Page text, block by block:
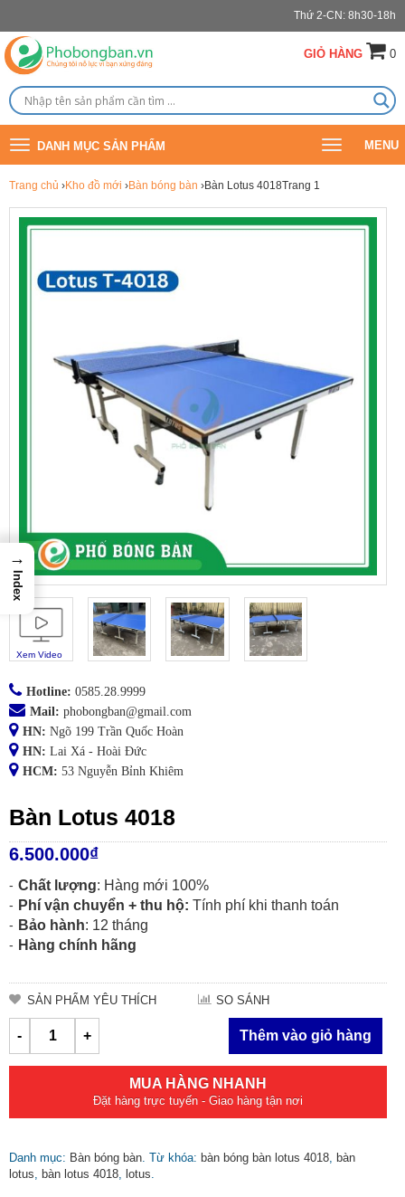
Thứ 2-CN: 8h30-18h
GIỎ HÀNG 0
Toggle
navigation
DANH MỤC SẢN PHẨM
Toggle
navigation
MENU
Trang chủ ›Kho đồ mới ›Bàn bóng bàn ›Bàn Lotus 4018Trang 1
Xem Video
Hotline: 0585.28.9999
Mail: phobongban@gmail.com
HN: Ngõ 199 Trần Quốc Hoàn
HN: Lai Xá - Hoài Đức
HCM: 53 Nguyễn Bỉnh Khiêm
Bàn Lotus 4018
6.500.000₫
Chất lượng: Hàng mới 100%
Phí vận chuyển + thu hộ: Tính phí khi thanh toán
Bảo hành: 12 tháng
Hàng chính hãng
SẢN PHẨM YÊU THÍCH SO SÁNH
- + Thêm vào giỏ hàng
MUA HÀNG NHANH
Đặt hàng trực tuyến - Giao hàng tận nơi
Danh mục: Bàn bóng bàn Từ khóa: bàn bóng bàn lotus 4018 bàn
lotus bàn lotus 4018 lotus
→
Index